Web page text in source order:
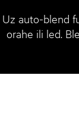
Uz auto-blend
orahe ili led.